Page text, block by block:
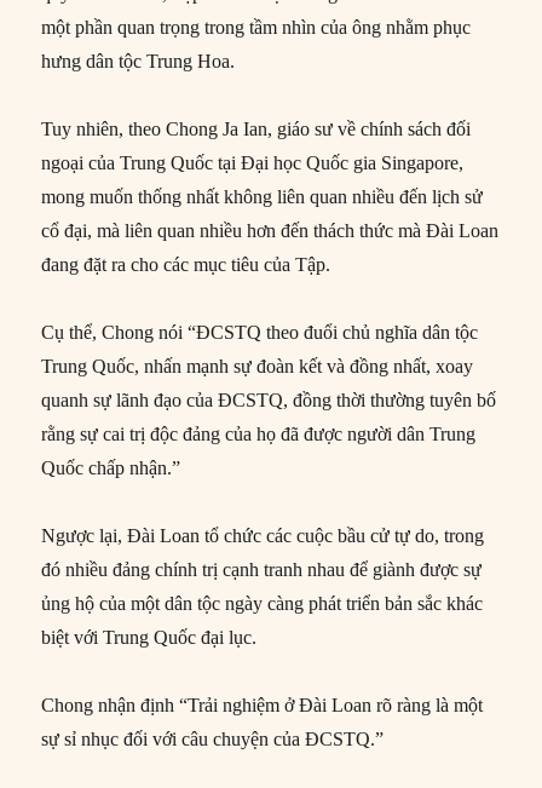
một phần quan trọng trong tầm nhìn của ông nhằm phục
hưng dân tộc Trung Hoa.
Tuy nhiên, theo Chong Ja Ian, giáo sư về chính sách đối
ngoại của Trung Quốc tại Đại học Quốc gia Singapore,
mong muốn thống nhất không liên quan nhiều đến lịch sử
cổ đại, mà liên quan nhiều hơn đến thách thức mà Đài Loan
đang đặt ra cho các mục tiêu của Tập.
Cụ thể, Chong nói “ĐCSTQ theo đuổi chủ nghĩa dân tộc
Trung Quốc, nhấn mạnh sự đoàn kết và đồng nhất, xoay
quanh sự lãnh đạo của ĐCSTQ, đồng thời thường tuyên bố
rằng sự cai trị độc đảng của họ đã được người dân Trung
Quốc chấp nhận.”
Ngược lại, Đài Loan tổ chức các cuộc bầu cử tự do, trong
đó nhiều đảng chính trị cạnh tranh nhau để giành được sự
ủng hộ của một dân tộc ngày càng phát triển bản sắc khác
biệt với Trung Quốc đại lục.
Chong nhận định “Trải nghiệm ở Đài Loan rõ ràng là một
sự sỉ nhục đối với câu chuyện của ĐCSTQ.”